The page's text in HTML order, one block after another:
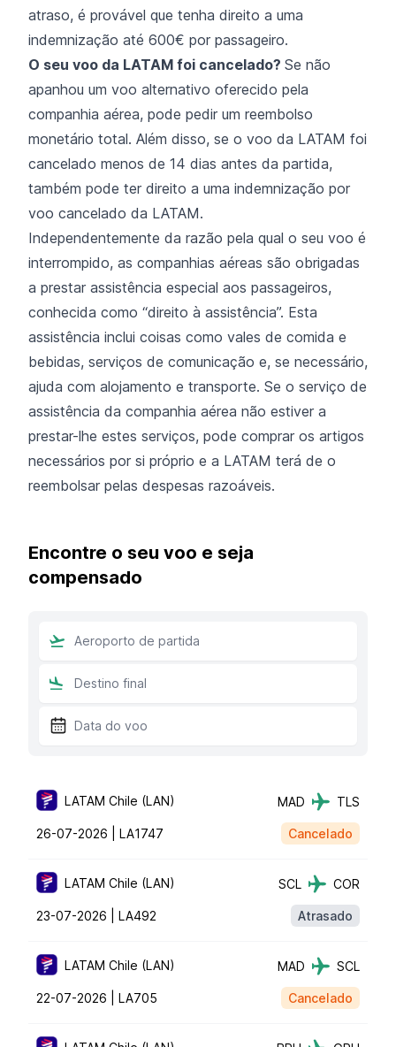
atraso, é provável que tenha direito a uma
indemnização até 600€ por passageiro.
O seu voo da LATAM foi cancelado? Se não
apanhou um voo alternativo oferecido pela
companhia aérea, pode pedir um reembolso
monetário total. Além disso, se o voo da LATAM foi
cancelado menos de 14 dias antes da partida,
também pode ter direito a uma indemnização por
voo cancelado da LATAM.
Independentemente da razão pela qual o seu voo é
interrompido, as companhias aéreas são obrigadas
a prestar assistência especial aos passageiros,
conhecida como “direito à assistência”. Esta
assistência inclui coisas como vales de comida e
bebidas, serviços de comunicação e, se necessário,
ajuda com alojamento e transporte. Se o serviço de
assistência da companhia aérea não estiver a
prestar-lhe estes serviços, pode comprar os artigos
necessários por si próprio e a LATAM terá de o
reembolsar pelas despesas razoáveis.
Encontre o seu voo e seja
compensado
LATAM Chile (LAN) MAD TLS
26-07-2026 | LA1747 Cancelado
LATAM Chile (LAN) SCL COR
23-07-2026 | LA492 Atrasado
LATAM Chile (LAN) MAD SCL
22-07-2026 | LA705 Cancelado